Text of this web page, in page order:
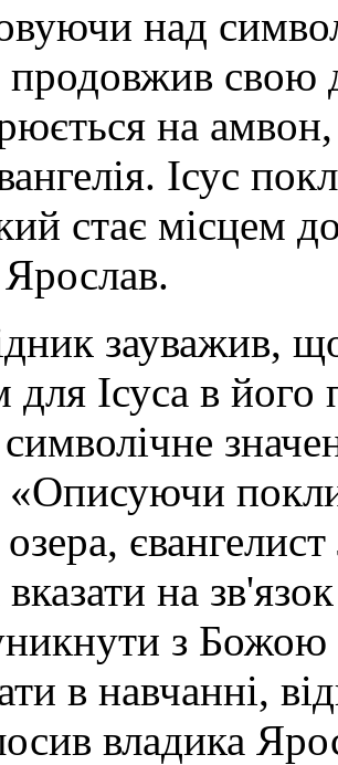
над
продовжив свою
на
Ісус
стає місцем
зауважив,
Ісуса в його
вказати на
з Божою
в навчанні,
владика